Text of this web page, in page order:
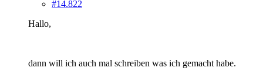
#14.822
Hallo,
dann will ich auch mal schreiben was ich gemacht habe.